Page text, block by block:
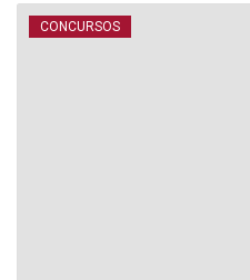
CONCURSOS